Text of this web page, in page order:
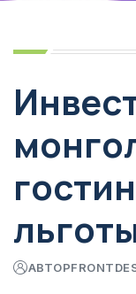
АВТОР